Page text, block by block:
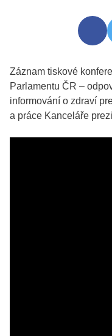
Záznam tiskové
Parlamentu ČR –
informování o zdraví
a práce Kanceláře